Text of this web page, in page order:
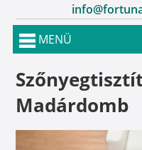
MENÜ
Madárdomb